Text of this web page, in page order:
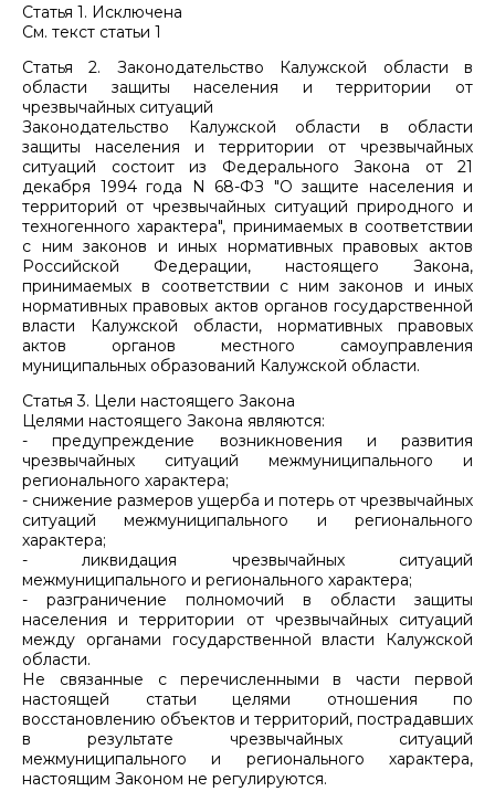
Статья 1. Исключена
См. текст статьи 1
Статья 2. Законодательство Калужской области в
области защиты населения и территории от
чрезвычайных ситуаций
Законодательство Калужской области в области
защиты населения и территории от чрезвычайных
ситуаций состоит из Федерального Закона от 21
декабря 1994 года N 68-ФЗ "О защите населения и
территорий от чрезвычайных ситуаций природного и
техногенного характера", принимаемых в соответствии
с ним законов и иных нормативных правовых актов
Российской Федерации, настоящего Закона,
принимаемых в соответствии с ним законов и иных
нормативных правовых актов органов государственной
власти Калужской области, нормативных правовых
актов органов местного самоуправления
муниципальных образований Калужской области.
Статья 3. Цели настоящего Закона
Целями настоящего Закона являются:
- предупреждение возникновения и развития
чрезвычайных ситуаций межмуниципального и
регионального характера;
- снижение размеров ущерба и потерь от чрезвычайных
ситуаций межмуниципального и регионального
характера;
- ликвидация чрезвычайных ситуаций
межмуниципального и регионального характера;
- разграничение полномочий в области защиты
населения и территории от чрезвычайных ситуаций
между органами государственной власти Калужской
области.
Не связанные с перечисленными в части первой
настоящей статьи целями отношения по
восстановлению объектов и территорий, пострадавших
в результате чрезвычайных ситуаций
межмуниципального и регионального характера,
настоящим Законом не регулируются.